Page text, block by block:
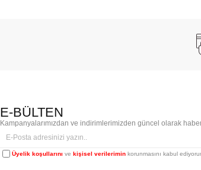
E-BÜLTEN
Kampanyalarımızdan ve indirimlerimizden güncel olarak
Üyelik koşullarını ve kişisel verilerimin korunmasını kabul